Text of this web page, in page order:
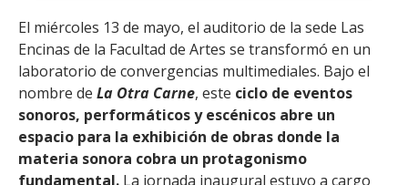
El miércoles 13 de mayo, el auditorio de la sede Las
Encinas de la Facultad de Artes se transformó en un
laboratorio de convergencias multimediales. Bajo el
nombre de La Otra Carne, este ciclo de eventos
sonoros, performáticos y escénicos abre un
espacio para la exhibición de obras donde la
materia sonora cobra un protagonismo
fundamental. La jornada inaugural estuvo a cargo